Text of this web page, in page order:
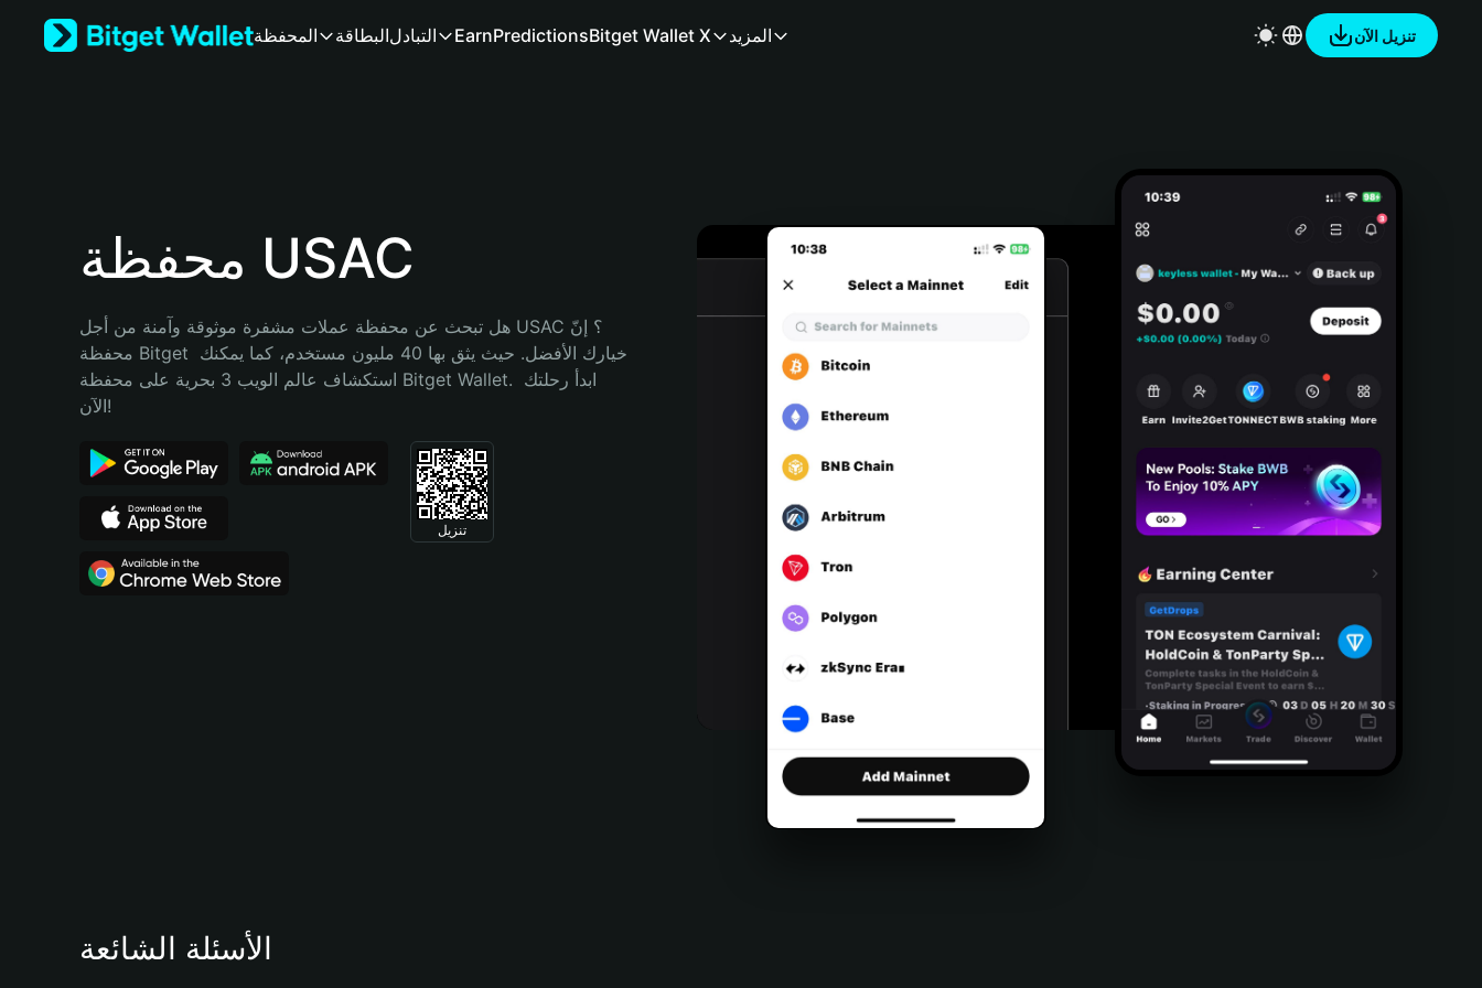
Bahasa Indonesia
Português (Brasil)
المحفظة البطاقةالتبادل EarnPredictionsBitget Wallet X المزيد تنزيل الآن
محفظة USAC
هل تبحث عن محفظة عملات مشفرة موثوقة وآمنة من أجل USAC؟ إنّ
محفظة Bitget خيارك الأفضل. حيث يثق بها 40 مليون مستخدم، كما يمكنك
استكشاف عالم الويب 3 بحرية على محفظة Bitget Wallet. ابدأ رحلتك
الآن!
تنزيل
الأسئلة الشائعة